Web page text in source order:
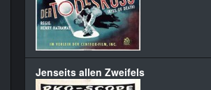
Jenseits allen Zweifels